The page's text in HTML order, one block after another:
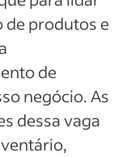
de produtos e
de
negócio. As
dessa vaga